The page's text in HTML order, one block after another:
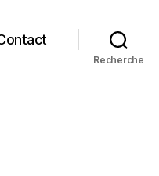
Recherche